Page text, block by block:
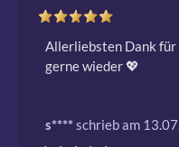
Allerliebsten Dank für
gerne wieder 💖
s****schrieb am